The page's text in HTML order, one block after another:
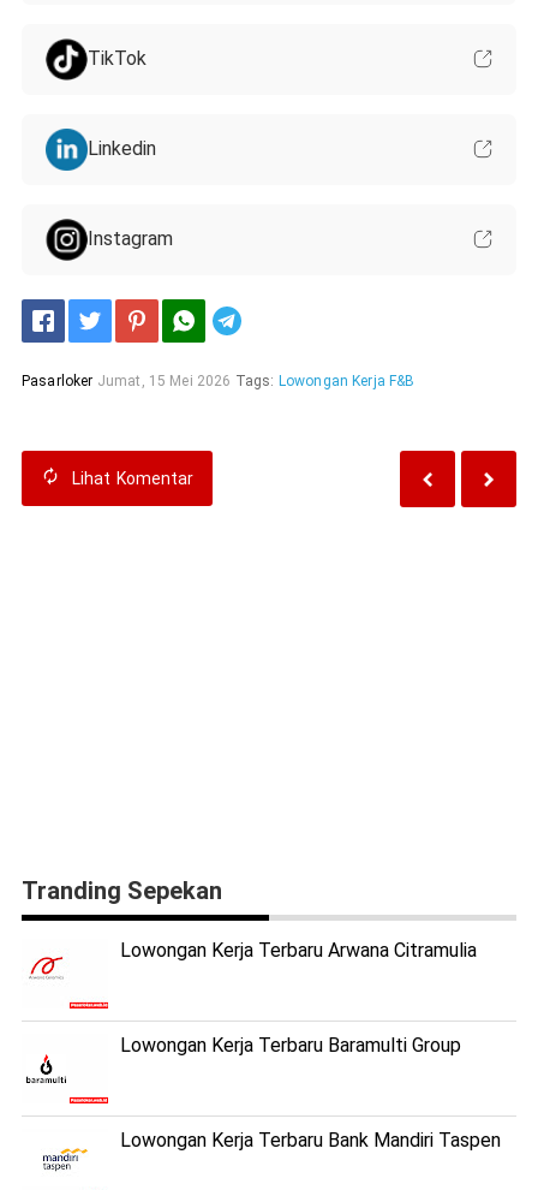
TikTok
Linkedin
Instagram
Pasarloker Jumat, 15 Mei 2026 Tags: Lowongan Kerja F&B
Lihat Komentar
Tranding Sepekan
Lowongan Kerja Terbaru Arwana Citramulia
Lowongan Kerja Terbaru Baramulti Group
Lowongan Kerja Terbaru Bank Mandiri Taspen